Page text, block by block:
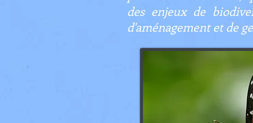
des enjeux de
d'aménagement et de